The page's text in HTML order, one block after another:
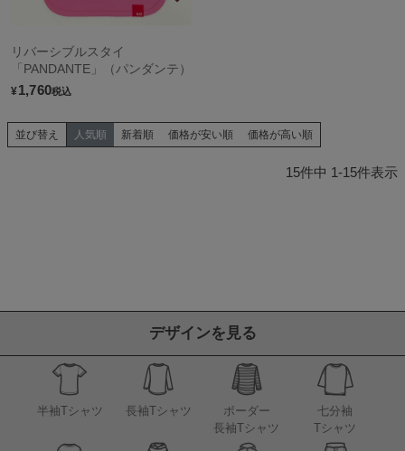
リバーシブルスタイ
「PANDANTE」（パンダンテ）
¥1,760税込
並び替え 人気順 新着順 価格が安い順 価格が高い順
15件中 1-15件表示
デザインを見る
半袖Tシャツ 長袖Tシャツ
ボーダー
長袖Tシャツ
七分袖
Tシャツ